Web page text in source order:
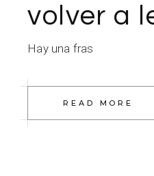
volver a
Hay una fras
READ MORE